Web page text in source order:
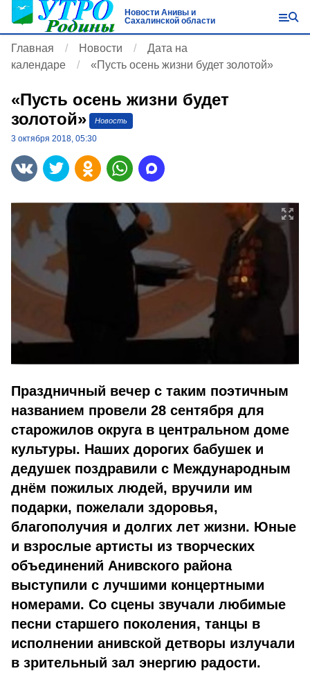
Новости Анивы и
Сахалинской области
Главная Новости
Дата на
календаре
«Пусть осень жизни будет золотой»
«Пусть осень жизни будет
золотой»
Новость
3 октября 2018, 05:30
Праздничный вечер с таким поэтичным
названием провели 28 сентября для
старожилов округа в центральном доме
культуры. Наших дорогих бабушек и
дедушек поздравили с Международным
днём пожилых людей, вручили им
подарки, пожелали здоровья,
благополучия и долгих лет жизни. Юные
и взрослые артисты из творческих
объединений Анивского района
выступили с лучшими концертными
номерами. Со сцены звучали любимые
песни старшего поколения, танцы в
исполнении анивской детворы излучали
в зрительный зал энергию радости.